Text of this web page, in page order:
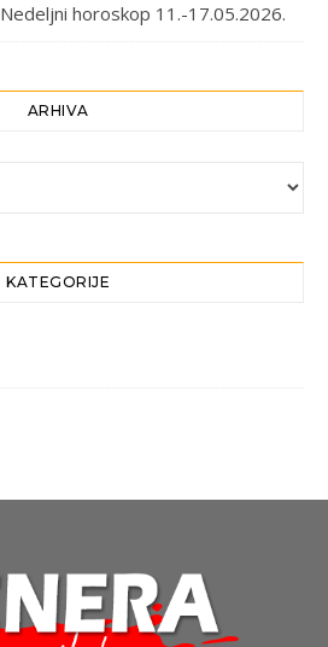
Nedeljni horoskop 11.-17.05.2026.
ARHIVA
KATEGORIJE